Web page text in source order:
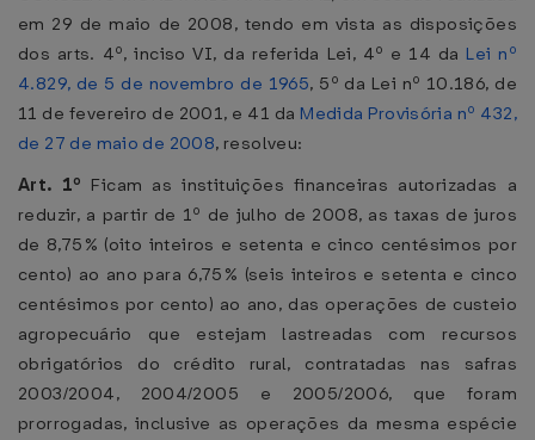
em 29 de maio de 2008, tendo em vista as disposições
dos arts. 4º, inciso VI, da referida Lei, 4º e 14 da Lei nº
4.829, de 5 de novembro de 1965, 5º da Lei nº 10.186, de
11 de fevereiro de 2001, e 41 da Medida Provisória nº 432,
de 27 de maio de 2008, resolveu:
Art. 1º Ficam as instituições financeiras autorizadas a
reduzir, a partir de 1º de julho de 2008, as taxas de juros
de 8,75% (oito inteiros e setenta e cinco centésimos por
cento) ao ano para 6,75% (seis inteiros e setenta e cinco
centésimos por cento) ao ano, das operações de custeio
agropecuário que estejam lastreadas com recursos
obrigatórios do crédito rural, contratadas nas safras
2003/2004, 2004/2005 e 2005/2006, que foram
prorrogadas, inclusive as operações da mesma espécie